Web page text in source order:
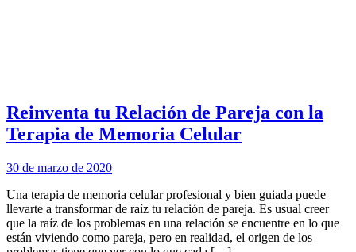
Reinventa tu Relación de Pareja con la
Terapia de Memoria Celular
30 de marzo de 2020
Una terapia de memoria celular profesional y bien guiada puede
llevarte a transformar de raíz tu relación de pareja. Es usual creer
que la raíz de los problemas en una relación se encuentre en lo que
están viviendo como pareja, pero en realidad, el origen de los